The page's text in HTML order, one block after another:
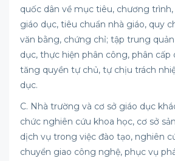
quốc dân về mục tiêu, chương
giáo dục, tiêu chuẩn nhà giáo, quy
văn bằng, chứng chỉ; tập trung
dục, thực hiện phân công, phân cấp
tăng quyền tự chủ, tự chịu trách
dục.
C. Nhà trường và cơ sở giáo dục
chức nghiên cứu khoa học, cơ sở
dịch vụ trong việc đào tạo, nghiên
chuyển giao công nghệ, phục vụ